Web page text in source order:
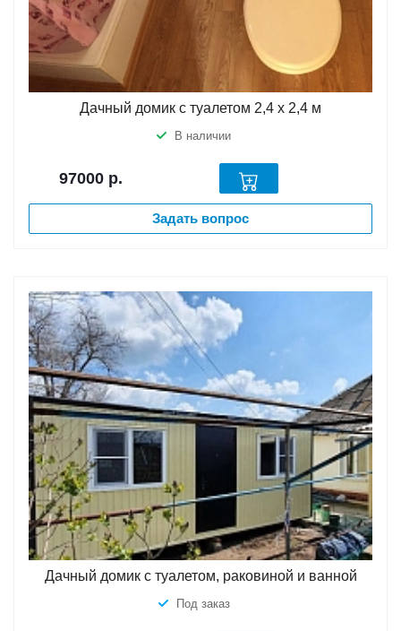
Дачный домик с туалетом 2,4 х 2,4 м
В наличии
97000 р.
Задать вопрос
Дачный домик с туалетом, раковиной и ванной
Под заказ